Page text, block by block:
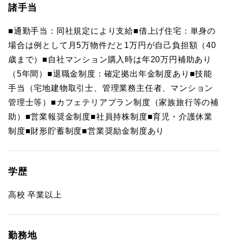
諸手当
■通勤手当：同社規定により支給■借上げ住宅：単身の
場合は例として月5万物件だと1万円が自己負担額（40
歳まで）■自社マンション購入時は年20万円補助あり
（5年間）■退職金制度：確定拠出年金制度あり■技能
手当（宅地建物取引士、管理業務主任者、マンション
管理士等）■カフェテリアプラン制度（家族旅行等の補
助）■営業報奨金制度■社員持株制度■育児・介護休業
制度■財形貯蓄制度■営業奨励金制度あり
学歴
高校 卒業以上
勤務地